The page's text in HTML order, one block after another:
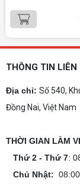
THÔNG TIN LIÊN
Địa chỉ: Số 540,
Đồng Nai, Việt Nam
THỜI GIAN LÀM
Thứ 2 - Thứ 7:
Chủ Nhật: